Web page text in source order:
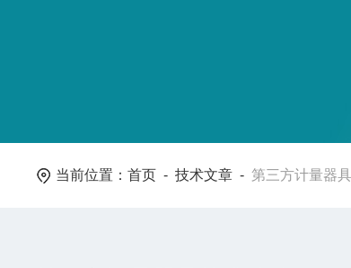
当前位置：首页 -技术文章 -第三方计量器